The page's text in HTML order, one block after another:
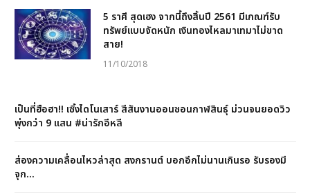
5 ราศี สุดเฮง จากนี้ถึงสิ้นปี 2561 มีเกณฑ์รับ
ทรัพย์แบบจัดหนัก เงินทองไหลมาเทมาไม่ขาด
สาย!
11/10/2018
เป็นที่ฮือฮา!! เซิ้งไดโนเสาร์ สีสันงานออนซอนกาฬสินธุ์ ม่วนจนยอดวิว
พุ่งกว่า 9 แสน #น่ารักอีหลี
ส่องความเคลื่อนไหวล่าสุด สงกรานต์ บอกอีกไม่นานเกินรอ รับรองมี
จุก…